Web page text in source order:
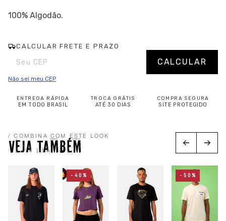
100% Algodão.
CALCULAR FRETE E PRAZO
Entregas para o CEP: Alterar CEP
CALCULAR
Não sei meu CEP
ENTREGA RÁPIDA
EM TODO BRASIL
TROCA GRÁTIS
ATÉ 30 DIAS
COMPRA SEGURA
SITE PROTEGIDO
/ COMBINA COM ESTE LOOK
VEJA TAMBÉM
-40% -50%